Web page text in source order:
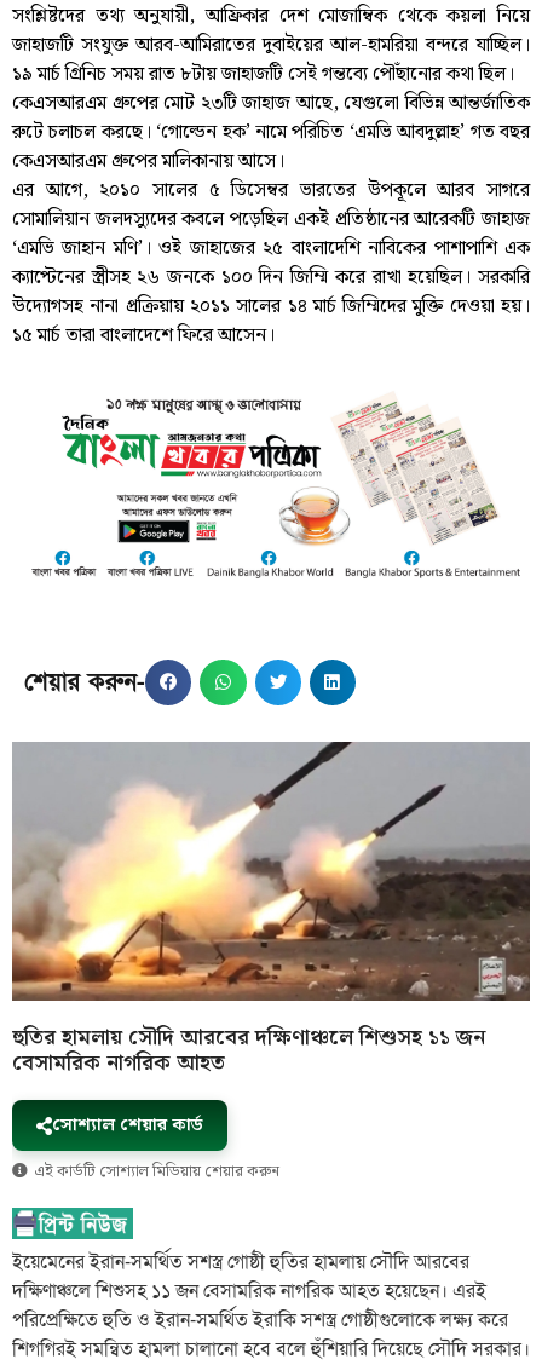
সংশ্লিষ্টদের তথ্য অনুযায়ী, আফ্রিকার দেশ মোজাম্বিক থেকে কয়লা নিয়ে
জাহাজটি সংযুক্ত আরব-আমিরাতের দুবাইয়ের আল-হামরিয়া বন্দরে যাচ্ছিল।
১৯ মার্চ গ্রিনিচ সময় রাত ৮টায় জাহাজটি সেই গন্তব্যে পৌঁছানোর কথা ছিল।
কেএসআরএম গ্রুপের মোট ২৩টি জাহাজ আছে, যেগুলো বিভিন্ন আন্তর্জাতিক
রুটে চলাচল করছে। ‘গোল্ডেন হক’ নামে পরিচিত ‘এমভি আবদুল্লাহ’ গত বছর
কেএসআরএম গ্রুপের মালিকানায় আসে।
এর আগে, ২০১০ সালের ৫ ডিসেম্বর ভারতের উপকূলে আরব সাগরে
সোমালিয়ান জলদস্যুদের কবলে পড়েছিল একই প্রতিষ্ঠানের আরেকটি জাহাজ
‘এমভি জাহান মণি’। ওই জাহাজের ২৫ বাংলাদেশি নাবিকের পাশাপাশি এক
ক্যাপ্টেনের স্ত্রীসহ ২৬ জনকে ১০০ দিন জিম্মি করে রাখা হয়েছিল। সরকারি
উদ্যোগসহ নানা প্রক্রিয়ায় ২০১১ সালের ১৪ মার্চ জিম্মিদের মুক্তি দেওয়া হয়।
১৫ মার্চ তারা বাংলাদেশে ফিরে আসেন।
শেয়ার করুন-
হুতির হামলায় সৌদি আরবের দক্ষিণাঞ্চলে শিশুসহ ১১ জন
বেসামরিক নাগরিক আহত
সোশ্যাল শেয়ার কার্ড
এই কার্ডটি সোশ্যাল মিডিয়ায় শেয়ার করুন
ইয়েমেনের ইরান-সমর্থিত সশস্ত্র গোষ্ঠী হুতির হামলায় সৌদি আরবের
দক্ষিণাঞ্চলে শিশুসহ ১১ জন বেসামরিক নাগরিক আহত হয়েছেন। এরই
পরিপ্রেক্ষিতে হুতি ও ইরান-সমর্থিত ইরাকি সশস্ত্র গোষ্ঠীগুলোকে লক্ষ্য করে
শিগগিরই সমন্বিত হামলা চালানো হবে বলে হুঁশিয়ারি দিয়েছে সৌদি সরকার।